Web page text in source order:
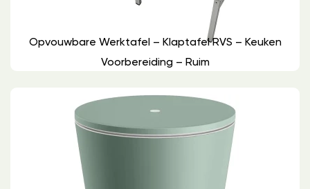
Opvouwbare Werktafel – Klaptafel RVS – Keuken
Voorbereiding – Ruim